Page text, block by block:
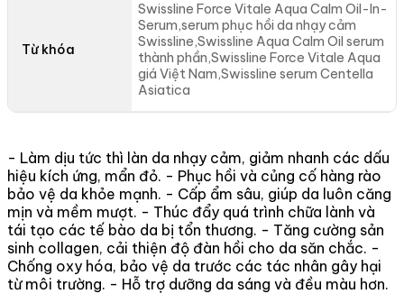
Từ khóa
Swissline Force Vitale Aqua Calm Oil-In-
Serum,serum phục hồi da nhạy cảm
Swissline,Swissline Aqua Calm Oil serum
thành phần,Swissline Force Vitale Aqua
giá Việt Nam,Swissline serum Centella
Asiatica
- Làm dịu tức thì làn da nhạy cảm, giảm nhanh các dấu
hiệu kích ứng, mẩn đỏ. - Phục hồi và củng cố hàng rào
bảo vệ da khỏe mạnh. - Cấp ẩm sâu, giúp da luôn căng
mịn và mềm mượt. - Thúc đẩy quá trình chữa lành và
tái tạo các tế bào da bị tổn thương. - Tăng cường sản
sinh collagen, cải thiện độ đàn hồi cho da săn chắc. -
Chống oxy hóa, bảo vệ da trước các tác nhân gây hại
từ môi trường. - Hỗ trợ dưỡng da sáng và đều màu hơn.